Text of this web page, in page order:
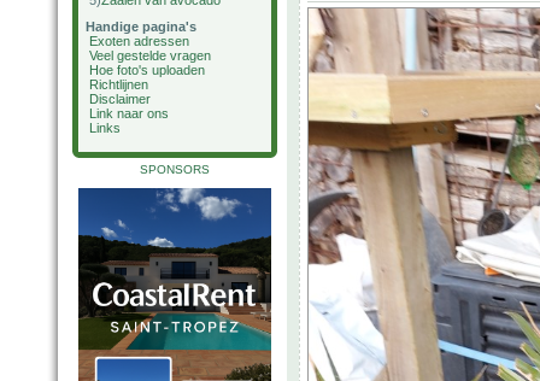
Handige pagina's
Exoten adressen
Veel gestelde vragen
Hoe foto's uploaden
Richtlijnen
Disclaimer
Link naar ons
Links
SPONSORS